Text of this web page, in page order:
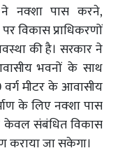
ने नक्शा पास करने,
विकास प्राधिकरणों
की है। सरकार ने
भवनों के साथ
मीटर के आवासीय
के लिए नक्शा पास
केवल संबंधित विकास
कराया जा सकेगा।